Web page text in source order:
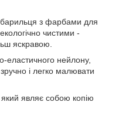
з фарбами для
чистими -
яскравою.
еластичного нейлону,
і легко малювати
являє собою копію